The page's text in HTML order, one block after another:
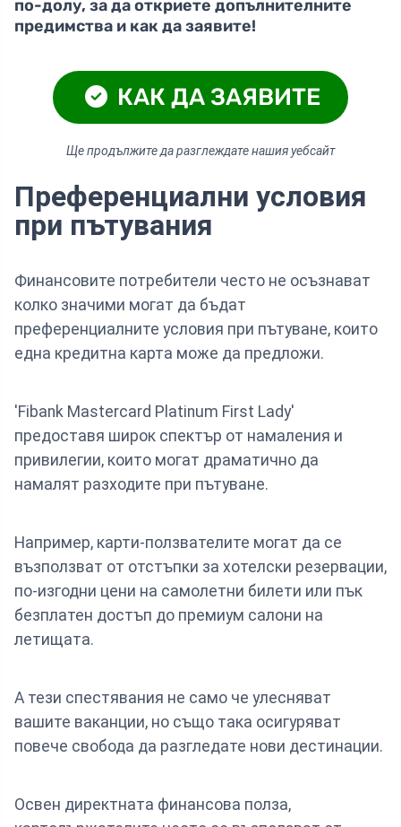
по-долу, за да откриете допълнителните
предимства и как да заявите!
КАК ДА ЗАЯВИТЕ
Ще продължите да разглеждате нашия уебсайт
Преференциални условия
при пътувания
Финансовите потребители често не осъзнават
колко значими могат да бъдат
преференциалните условия при пътуване, които
една кредитна карта може да предложи.
'Fibank Mastercard Platinum First Lady'
предоставя широк спектър от намаления и
привилегии, които могат драматично да
намалят разходите при пътуване.
Например, карти-ползвателите могат да се
възползват от отстъпки за хотелски резервации,
по-изгодни цени на самолетни билети или пък
безплатен достъп до премиум салони на
летищата.
А тези спестявания не само че улесняват
вашите ваканции, но също така осигуряват
повече свобода да разглeдате нови дестинации.
Освен директната финансова полза,